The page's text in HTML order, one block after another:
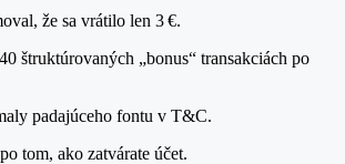
že sa vrátilo len 3 €.
štruktúrovaných „bonus“ transakciách po
padajúceho fontu v T&C.
tom, ako zatvárate účet.